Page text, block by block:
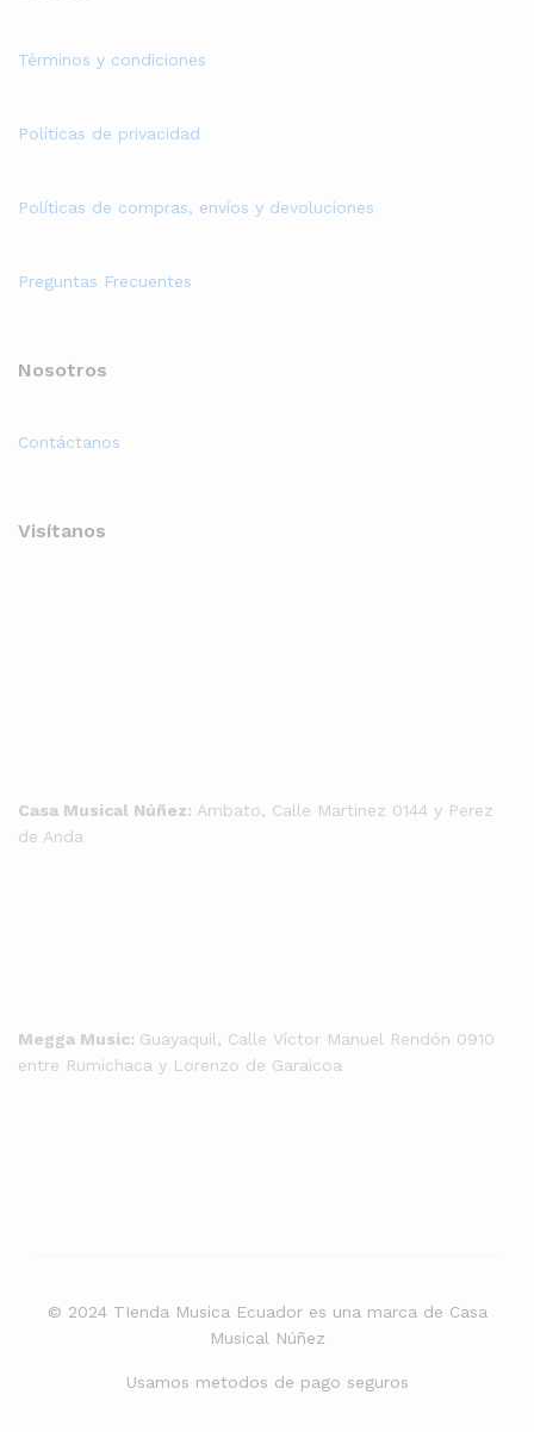
Términos y condiciones
Políticas de privacidad
Políticas de compras, envíos y devoluciones
Preguntas Frecuentes
Nosotros
Contáctanos
Visítanos
Casa Musical Núñez: Ambato, Calle Martinez 0144 y Perez
de Anda
Megga Music: Guayaquil, Calle Víctor Manuel Rendón 0910
entre Rumichaca y Lorenzo de Garaicoa
© 2024 TIenda Musica Ecuador es una marca de Casa
Musical Núñez
Usamos metodos de pago seguros